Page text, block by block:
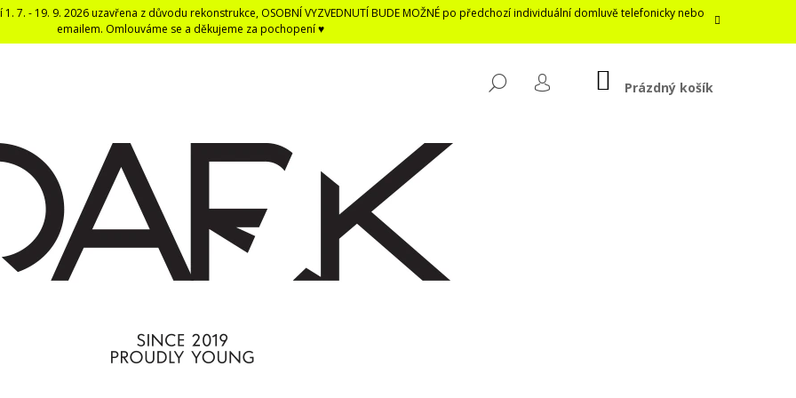
7. - 19. 9. 2026 uzavřena z důvodu rekonstrukce, OSOBNÍ VYZVEDNUTÍ BUDE MOŽNÉ po předchozí individuální domluvě telefonicky nebo
emailem. Omlouváme se a děkujeme za pochopení ♥
HLEDAT
PŘIHLÁŠENÍ
NÁKUPNÍ
KOŠÍK
Prázdný košík
HLEDAT
DOPORUČUJEME